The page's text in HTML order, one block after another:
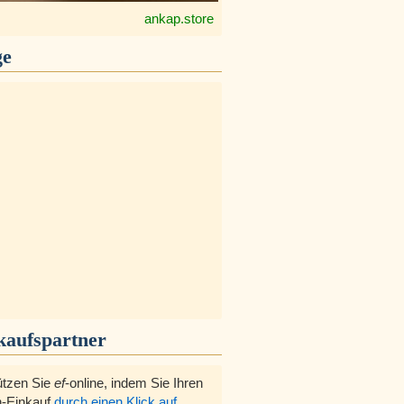
ankap.store
Sie ef-online, indem Sie Ihren